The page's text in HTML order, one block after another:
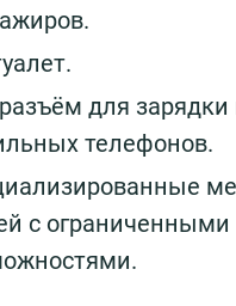
для зарядки
телефонов.
с ограниченными